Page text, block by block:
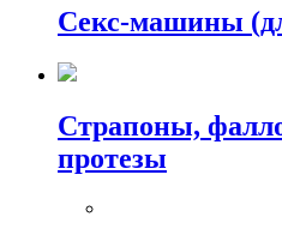
Секс-машины
Страпоны,
протезы